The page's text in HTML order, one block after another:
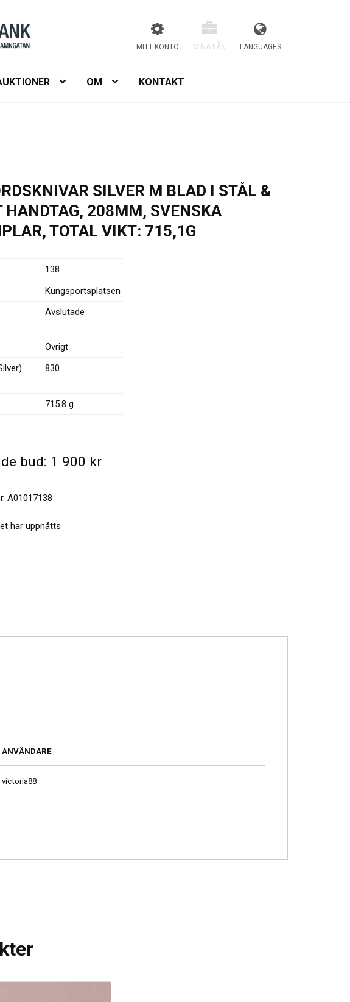
MITT KONTO MINA LÅN LANGUAGES
OM KONTAKT
SILVER M BLAD I STÅL &
HANDTAG, 208MM, SVENSKA
TOTAL VIKT: 715,1G
138
Kungsportsplatsen
Avslutade
Övrigt
830
715.8 g
bud: 1 900 kr
A01017138
har uppnåtts
ANVÄNDARE
victoria88